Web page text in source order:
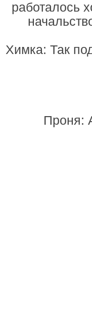
работалось
Химка: Так
Проня: